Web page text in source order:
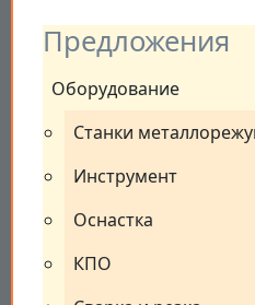
Предложения
Оборудование
Станки
Инструмент
Оснастка
КПО